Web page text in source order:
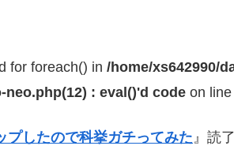
for foreach() in /home/xs642990/
: eval()'d code on line
プしたので科挙ガチってみた』読了